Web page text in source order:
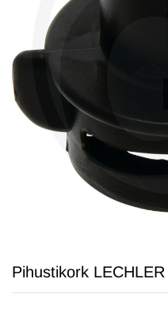
Pihustikork LECHLER